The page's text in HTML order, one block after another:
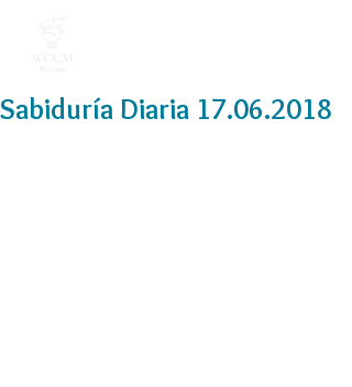
Sabiduría Diaria 17.06.2018